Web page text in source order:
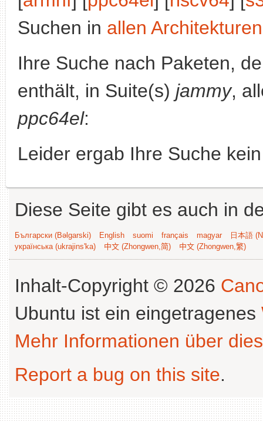
Suchen in allen Architekturen
Ihre Suche nach Paketen,
enthält, in Suite(s) jammy,
ppc64el:
Leider ergab Ihre Suche
Diese Seite gibt es auch in
Български (Bəlgarski) English suomi français magyar
日本語
українська (ukrajins'ka)
中文 (Zhongwen,简) 中文 (Zhongwen,繁)
Inhalt-Copyright © 2026
Ubuntu ist ein eingetragenes
Mehr Informationen über
Report a bug on this site.